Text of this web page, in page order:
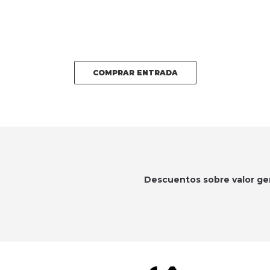
COMPRAR ENTRADA
Descuentos sobre valor